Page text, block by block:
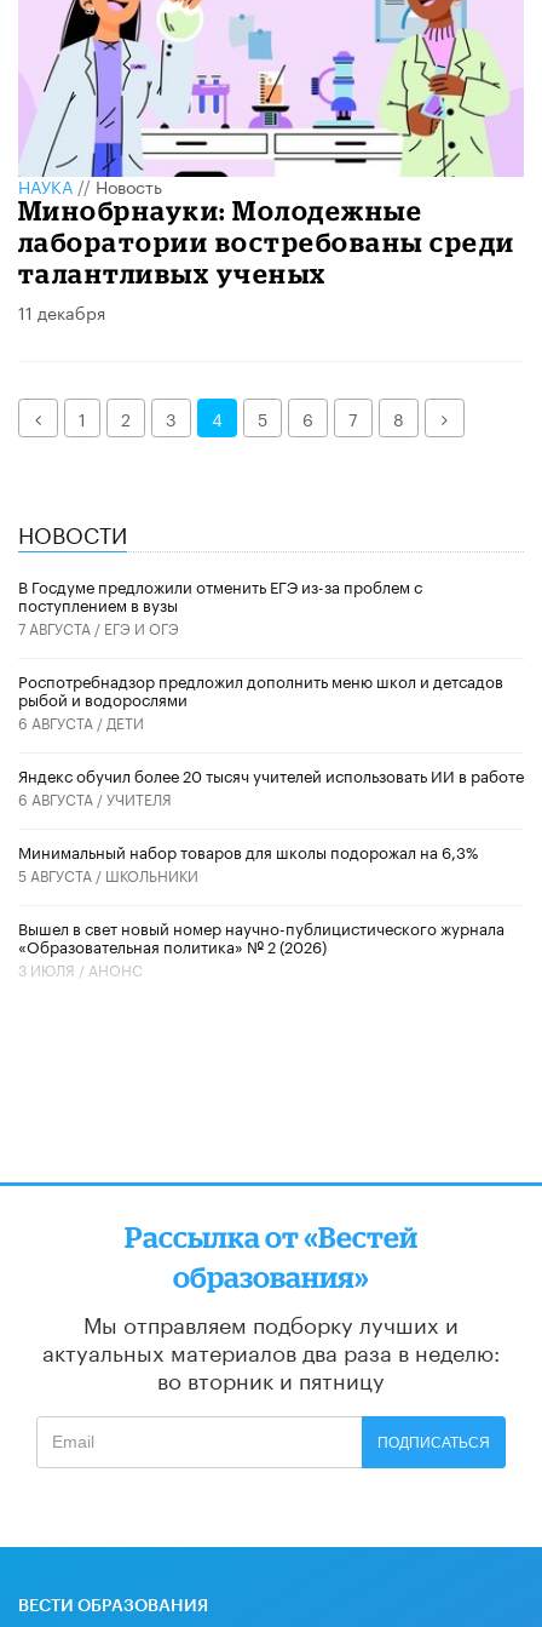
НАУКА//Новость
Минобрнауки: Молодежные
лаборатории востребованы среди
талантливых ученых
11 декабря
Назад1 2 3 4 5 6 7 8 Далее
НОВОСТИ
В Госдуме предложили отменить ЕГЭ из-за проблем с
поступлением в вузы
7 АВГУСТА / ЕГЭ И ОГЭ
Роспотребнадзор предложил дополнить меню школ и детсадов
рыбой и водорослями
6 АВГУСТА / ДЕТИ
​Яндекс обучил более 20 тысяч учителей использовать ИИ в работе
6 АВГУСТА /УЧИТЕЛЯ
Минимальный набор товаров для школы подорожал на 6,3%
5 АВГУСТА / ШКОЛЬНИКИ
Вышел в свет новый номер научно-публицистического журнала
«Образовательная политика» № 2 (2026)
3 ИЮЛЯ / АНОНС
Рассылка от «Вестей
образования»
Мы отправляем подборку лучших и
актуальных материалов два раза в неделю:
во вторник и пятницу
ПОДПИСАТЬСЯ
ВЕСТИ ОБРАЗОВАНИЯ